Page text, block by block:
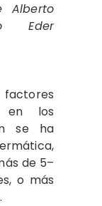
Alberto
Eder
factores
en los
se ha
de 5–
o más